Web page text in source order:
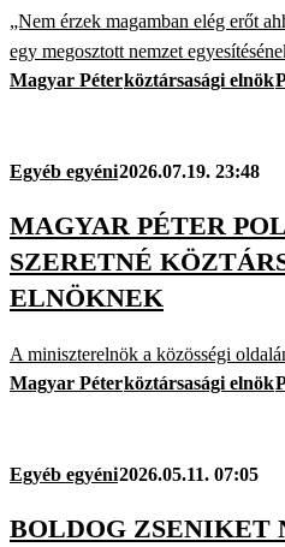
„Nem érzek magamban elég erőt
egy megosztott nemzet
Magyar Péterköztársasági elnök
Egyéb egyéni2026.07.19. 23:48
MAGYAR PÉTER
SZERETNÉ
ELNÖKNEK
A miniszterelnök a közösségi
Magyar Péterköztársasági elnök
Egyéb egyéni2026.05.11. 07:05
BOLDOG ZSENIKET